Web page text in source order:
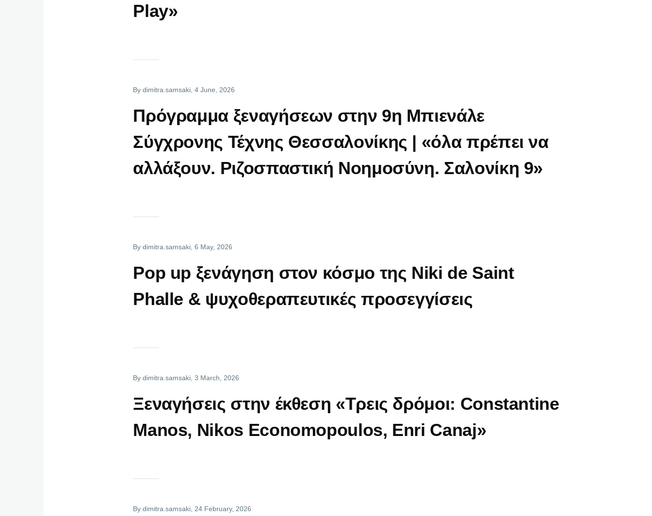
Play»
Bydimitra.samsaki , 4 June, 2026
Πρόγραμμα ξεναγήσεων στην 9η Μπιενάλε
Σύγχρονης Τέχνης Θεσσαλονίκης | «όλα πρέπει να
αλλάξουν. Ριζοσπαστική Νοημοσύνη. Σαλονίκη 9»
Bydimitra.samsaki , 6 May, 2026
Pop up ξενάγηση στον κόσμο της Niki de Saint
Phalle & ψυχοθεραπευτικές προσεγγίσεις
Bydimitra.samsaki , 3 March, 2026
Ξεναγήσεις στην έκθεση «Τρεις δρόμοι: Constantine
Manos, Nikos Economopoulos, Enri Canaj»
Bydimitra.samsaki , 24 February, 2026